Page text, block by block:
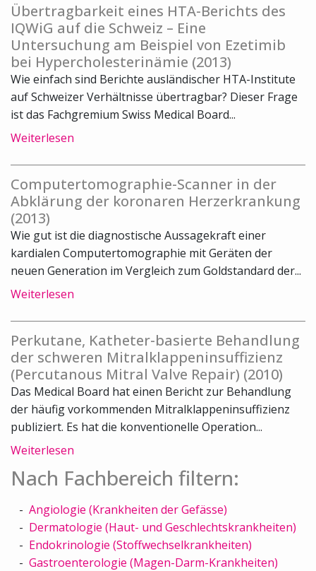
Übertragbarkeit eines HTA-Berichts des
IQWiG auf die Schweiz – Eine
Untersuchung am Beispiel von Ezetimib
bei Hypercholesterinämie (2013)
Wie einfach sind Berichte ausländischer HTA-Institute
auf Schweizer Verhältnisse übertragbar? Dieser Frage
ist das Fachgremium Swiss Medical Board...
Weiterlesen
Computertomographie-Scanner in der
Abklärung der koronaren Herzerkrankung
(2013)
Wie gut ist die diagnostische Aussagekraft einer
kardialen Computertomographie mit Geräten der
neuen Generation im Vergleich zum Goldstandard der...
Weiterlesen
Perkutane, Katheter-basierte Behandlung
der schweren Mitralklappeninsuffizienz
(Percutanous Mitral Valve Repair) (2010)
Das Medical Board hat einen Bericht zur Behandlung
der häufig vorkommenden Mitralklappeninsuffizienz
publiziert. Es hat die konventionelle Operation...
Weiterlesen
Nach Fachbereich filtern:
Angiologie (Krankheiten der Gefässe)
Dermatologie (Haut- und Geschlechtskrankheiten)
Endokrinologie (Stoffwechselkrankheiten)
Gastroenterologie (Magen-Darm-Krankheiten)